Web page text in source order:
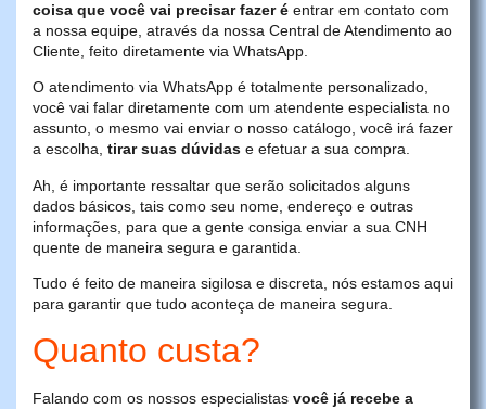
coisa que você vai precisar fazer é entrar em contato com
a nossa equipe, através da nossa Central de Atendimento ao
Cliente, feito diretamente via WhatsApp.
O atendimento via WhatsApp é totalmente personalizado,
você vai falar diretamente com um atendente especialista no
assunto, o mesmo vai enviar o nosso catálogo, você irá fazer
a escolha, tirar suas dúvidas e efetuar a sua compra.
Ah, é importante ressaltar que serão solicitados alguns
dados básicos, tais como seu nome, endereço e outras
informações, para que a gente consiga enviar a sua CNH
quente de maneira segura e garantida.
Tudo é feito de maneira sigilosa e discreta, nós estamos aqui
para garantir que tudo aconteça de maneira segura.
Quanto custa?
Falando com os nossos especialistas você já recebe a